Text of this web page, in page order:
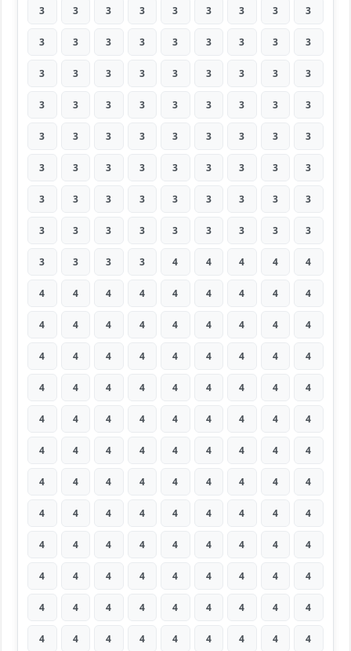
3 3 3 3 3 3 3 3 3
3 3 3 3 3 3 3 3 3
3 3 3 3 3 3 3 3 3
3 3 3 3 3 3 3 3 3
3 3 3 3 3 3 3 3 3
3 3 3 3 3 3 3 3 3
3 3 3 3 3 3 3 3 3
3 3 3 3 3 3 3 3 3
3 3 3 3 4 4 4 4 4
4 4 4 4 4 4 4 4 4
4 4 4 4 4 4 4 4 4
4 4 4 4 4 4 4 4 4
4 4 4 4 4 4 4 4 4
4 4 4 4 4 4 4 4 4
4 4 4 4 4 4 4 4 4
4 4 4 4 4 4 4 4 4
4 4 4 4 4 4 4 4 4
4 4 4 4 4 4 4 4 4
4 4 4 4 4 4 4 4 4
4 4 4 4 4 4 4 4 4
4 4 4 4 4 4 4 4 4